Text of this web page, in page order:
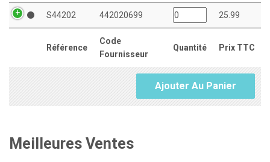
Référence
Code
Fournisseur
Quantité Prix TTC
S44202 442020699 25.99
Ajouter Au Panier
Meilleures Ventes